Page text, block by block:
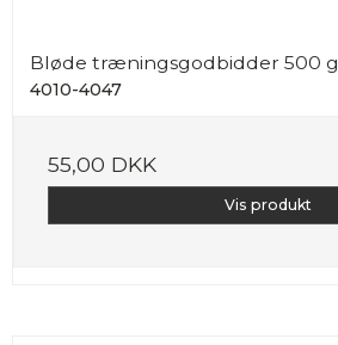
Bløde træningsgodbidder 500 g
4010-4047
55,00 DKK
Vis produkt